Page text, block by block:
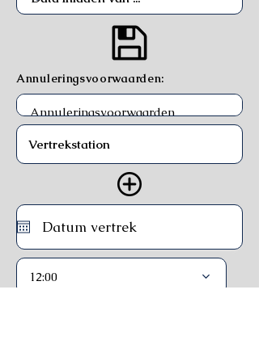
Annuleringsvoorwaarden:
12:00